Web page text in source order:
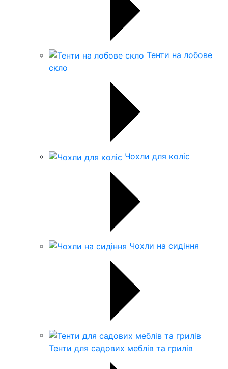
Тенти на лобове
скло
Чохли для коліс
Чохли на сидіння
Тенти для садових меблів та грилів